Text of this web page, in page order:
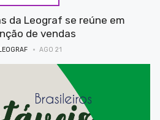
da Leograf se reúne em
de vendas
AGO 21